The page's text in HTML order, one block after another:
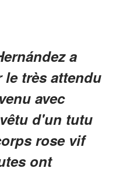
a
le très attendu
avec
d'un tutu
rose vif
ont